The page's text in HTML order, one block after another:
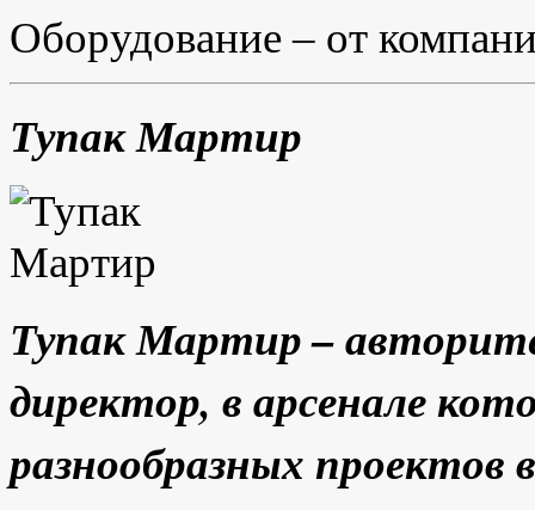
Оборудование – от
Тупак Мартир
Тупак Мартир –
директор, в арсенале
разнообразных проектов